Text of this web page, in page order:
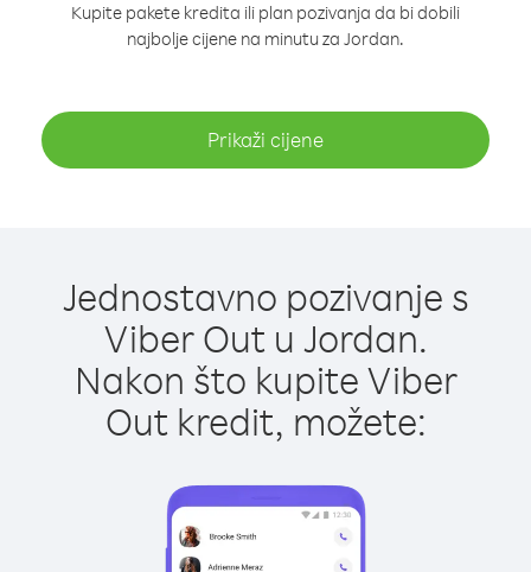
Kupite pakete kredita ili plan pozivanja da bi dobili
najbolje cijene na minutu za Jordan.
Prikaži cijene
Jednostavno pozivanje s
Viber Out u Jordan.
Nakon što kupite Viber
Out kredit, možete: